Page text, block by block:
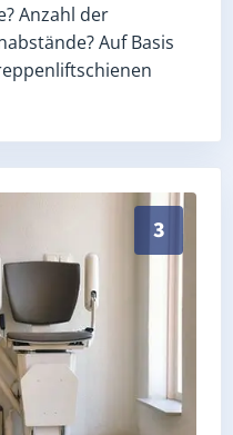
Anzahl der
Auf Basis
3
durch zertifizierte